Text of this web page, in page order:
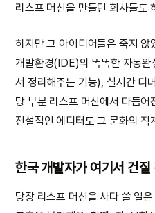
리스프 머신을 만들던 회사들도
하지만 그 아이디어들은 죽지
개발환경(IDE)의 똑똑한 자동
서 정리해주는 기능), 실시간 디
당 부분 리스프 머신에서 다듬
전설적인 에디터도 그 문화의 직
한국 개발자가 여기서 건질
당장 리스프 머신을 사다 쓸 일